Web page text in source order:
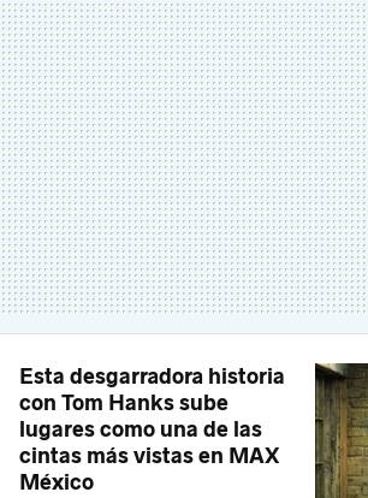
Esta desgarradora historia
con Tom Hanks sube
lugares como una de las
cintas más vistas en MAX
México